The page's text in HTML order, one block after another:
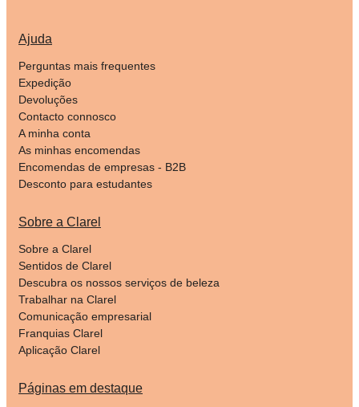
Ajuda
Perguntas mais frequentes
Expedição
Devoluções
Contacto connosco
A minha conta
As minhas encomendas
Encomendas de empresas - B2B
Desconto para estudantes
Sobre a Clarel
Sobre a Clarel
Sentidos de Clarel
Descubra os nossos serviços de beleza
Trabalhar na Clarel
Comunicação empresarial
Franquias Clarel
Aplicação Clarel
Páginas em destaque